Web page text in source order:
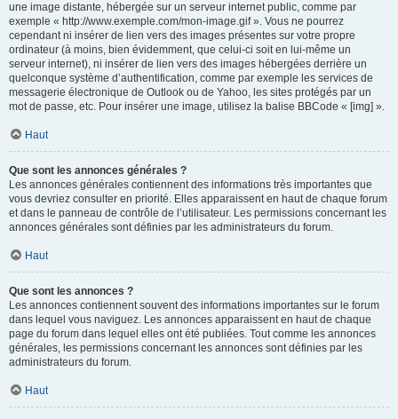
une image distante, hébergée sur un serveur internet public, comme par
exemple « http://www.exemple.com/mon-image.gif ». Vous ne pourrez
cependant ni insérer de lien vers des images présentes sur votre propre
ordinateur (à moins, bien évidemment, que celui-ci soit en lui-même un
serveur internet), ni insérer de lien vers des images hébergées derrière un
quelconque système d’authentification, comme par exemple les services de
messagerie électronique de Outlook ou de Yahoo, les sites protégés par un
mot de passe, etc. Pour insérer une image, utilisez la balise BBCode « [img] ».
Haut
Que sont les annonces générales ?
Les annonces générales contiennent des informations très importantes que
vous devriez consulter en priorité. Elles apparaissent en haut de chaque forum
et dans le panneau de contrôle de l’utilisateur. Les permissions concernant les
annonces générales sont définies par les administrateurs du forum.
Haut
Que sont les annonces ?
Les annonces contiennent souvent des informations importantes sur le forum
dans lequel vous naviguez. Les annonces apparaissent en haut de chaque
page du forum dans lequel elles ont été publiées. Tout comme les annonces
générales, les permissions concernant les annonces sont définies par les
administrateurs du forum.
Haut